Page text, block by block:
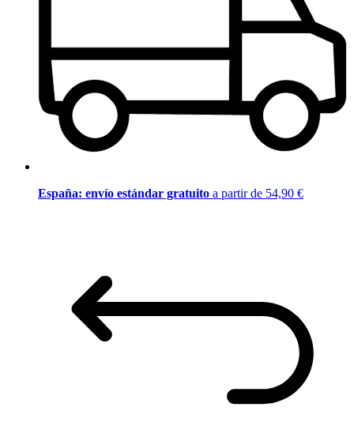
España: envío estándar gratuito a partir de 54,90 €